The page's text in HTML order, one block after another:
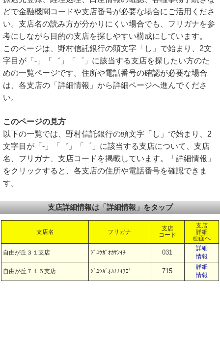
どで金融機関コードや支店番号が必要な場合にご活用くださ
い。支店名の読み方が分かりにくい場合でも、フリガナを参
考にしながら目的の支店を探しやすい構成にしています。
このページは、野村信託銀行の頭文字「し」で始まり、2文
字目が「-」「゛」「゜」に該当する支店を探したい方のた
めの一覧ページです。住所や電話番号の確認が必要な場合
は、各支店の「詳細情報」から詳細ページへ進んでくださ
い。
このページの見方
以下の一覧では、野村信託銀行の頭文字「し」で始まり、2
文字目が「-」「゛」「゜」に該当する支店について、支店
名、フリガナ、支店コードを掲載しています。「詳細情報」
をクリックすると、各支店の住所や電話番号を確認できま
す。
支店詳細情報は「詳細情報」をタップ
支店名 フリガナ
支店
コード
支店
詳細
画面へ
自由が丘３１支店 ｼﾞﾕｳｶﾞｵｶｻﾝｲﾁ 031
詳細
情報
自由が丘７１５支店 ｼﾞﾕｳｶﾞｵｶﾅﾅｲﾁｺﾞ 715
詳細
情報